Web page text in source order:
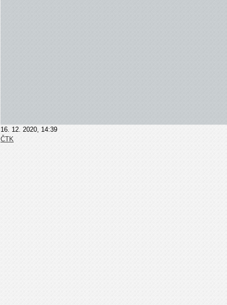
16. 12. 2020, 14:39
ČTK